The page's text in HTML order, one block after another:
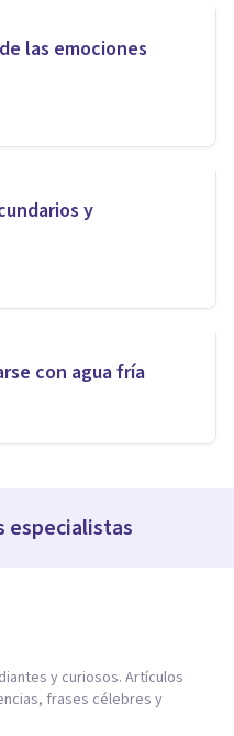
las emociones
y
con agua fría
especialistas
y curiosos. Artículos
frases célebres y